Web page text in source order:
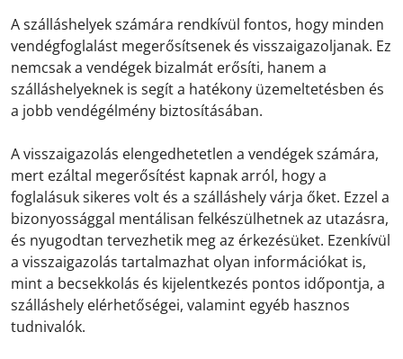
A szálláshelyek számára rendkívül fontos, hogy minden
vendégfoglalást megerősítsenek és visszaigazoljanak. Ez
nemcsak a vendégek bizalmát erősíti, hanem a
szálláshelyeknek is segít a hatékony üzemeltetésben és
a jobb vendégélmény biztosításában.
A visszaigazolás elengedhetetlen a vendégek számára,
mert ezáltal megerősítést kapnak arról, hogy a
foglalásuk sikeres volt és a szálláshely várja őket. Ezzel a
bizonyossággal mentálisan felkészülhetnek az utazásra,
és nyugodtan tervezhetik meg az érkezésüket. Ezenkívül
a visszaigazolás tartalmazhat olyan információkat is,
mint a becsekkolás és kijelentkezés pontos időpontja, a
szálláshely elérhetőségei, valamint egyéb hasznos
tudnivalók.